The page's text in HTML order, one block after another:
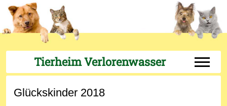
Tierheim Verlorenwasser Off-
Glückskinder 2018